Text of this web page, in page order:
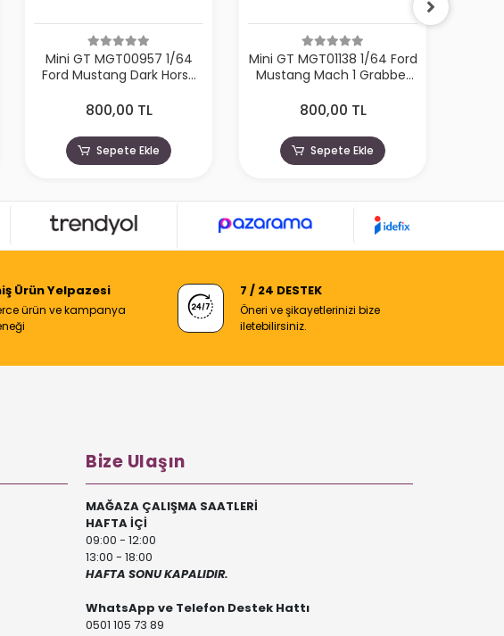
Mini GT MGT01138 1/64 Ford
Mustang Mach 1 Grabber
800,00 TL
Sepete Ekle
Mini GT MGT01096 1/64
BMW M5 Touring (G99)
800,00 TL
Sepete Ekle
Ürün Yelpazesi
ürün ve kampanya
7 / 24 DESTEK
Öneri ve şikayetlerinizi bize
iletebilirsiniz.
Bize Ulaşın
MAĞAZA ÇALIŞMA SAATLERİ
HAFTA İÇİ
09:00 - 12:00
13:00 - 18:00
HAFTA SONU KAPALIDIR.
WhatsApp ve Telefon Destek Hattı
0501 105 73 89